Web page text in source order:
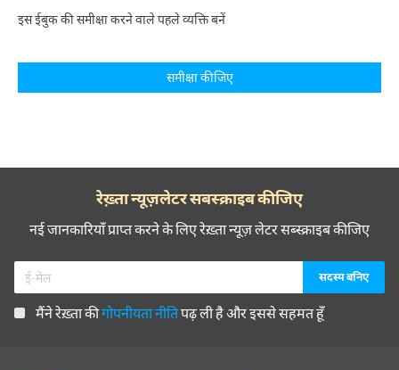
इस ईबुक की समीक्षा करने वाले पहले व्यक्ति बनें
समीक्षा कीजिए
रेख़्ता न्यूज़लेटर सबस्क्राइब कीजिए
नई जानकारियाँ प्राप्त करने के लिए रेख़्ता न्यूज़ लेटर सब्स्क्राइब कीजिए
मैंने रेख़्ता कीगोपनीयता नीतिपढ़ ली है और इससे सहमत हूँ